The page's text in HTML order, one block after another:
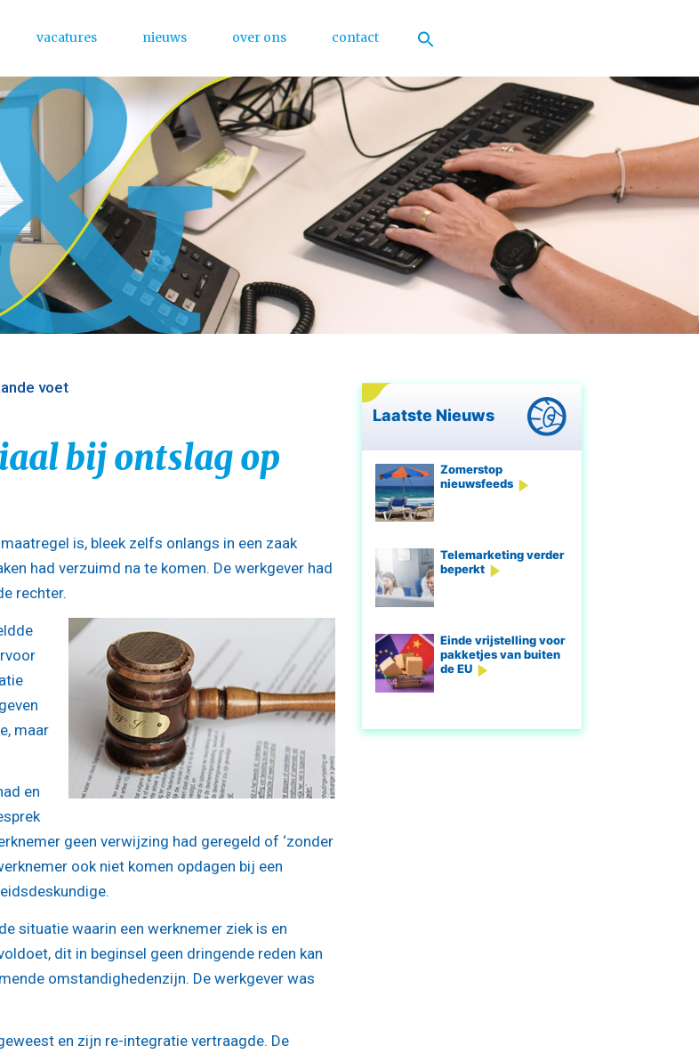
vacatures nieuws over ons contact
voet
bij ontslag op
is, bleek zelfs onlangs in een zaak
had verzuimd na te komen. De werkgever had
rechter.
maar
en
geen verwijzing had geregeld of ‘zonder
ook niet komen opdagen bij een
situatie waarin een werknemer ziek is en
dit in beginsel geen dringende reden kan
omstandighedenzijn. De werkgever was
en zijn re-integratie vertraagde. De
Laatste Nieuws
Zomerstop
nieuwsfeeds
Telemarketing verder
beperkt
Einde vrijstelling voor
pakketjes van buiten
de EU